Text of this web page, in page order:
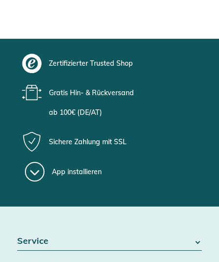
Zertifizierter Trusted Shop
Gratis Hin- & Rückversand
ab 100€ (DE/AT)
Sichere Zahlung mit SSL
App installieren
Service